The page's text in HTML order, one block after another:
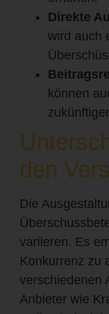
Direkte
wird auch
können
den
Die
variieren. Es
Konkurrenz zu
verschiedenen
Anbieter wie